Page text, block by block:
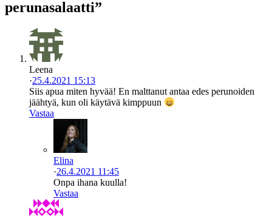
perunasalaatti”
Leena
·25.4.2021 15:13
Siis apua miten hyvää! En malttanut antaa edes perunoiden
jäähtyä, kun oli käytävä kimppuun
Vastaa
Elina
·26.4.2021 11:45
Onpa ihana kuulla!
Vastaa